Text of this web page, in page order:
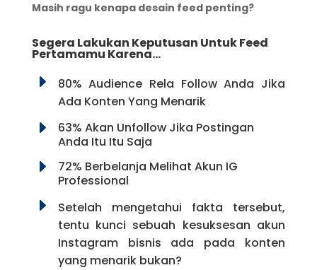
Masih ragu kenapa desain feed penting?
Segera Lakukan Keputusan Untuk Feed
Pertamamu Karena…
E
80% Audience Rela Follow Anda Jika
Ada Konten Yang Menarik
E
63% Akan Unfollow Jika Postingan
Anda Itu Itu Saja
E
72% Berbelanja Melihat Akun IG
Professional
E
Setelah mengetahui fakta tersebut,
tentu kunci sebuah kesuksesan akun
Instagram bisnis ada pada konten
yang menarik bukan?